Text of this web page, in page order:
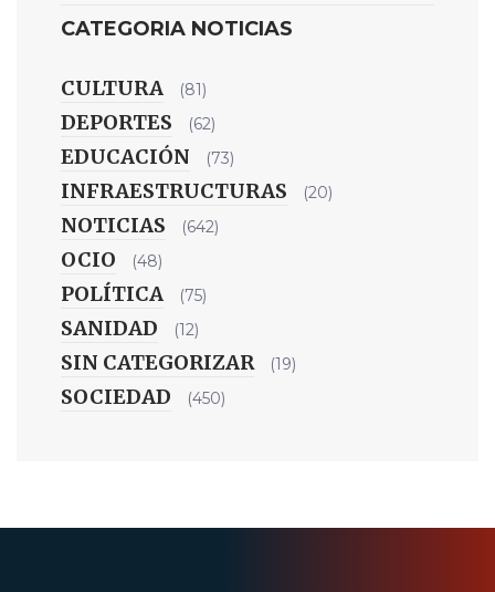
CATEGORIA NOTICIAS
CULTURA (81)
DEPORTES (62)
EDUCACIÓN (73)
INFRAESTRUCTURAS (20)
NOTICIAS (642)
OCIO (48)
POLÍTICA (75)
SANIDAD (12)
SIN CATEGORIZAR (19)
SOCIEDAD (450)